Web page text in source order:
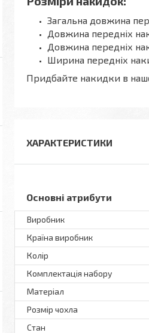
Загальна довжина
Довжина передніх
Довжина передніх
Ширина передніх
Придбайте накидки в
ХАРАКТЕРИСТИКИ
Основні атрибути
Виробник
Країна виробник
Колір
Комплектація набору
Матеріал
Розмір чохла
Стан